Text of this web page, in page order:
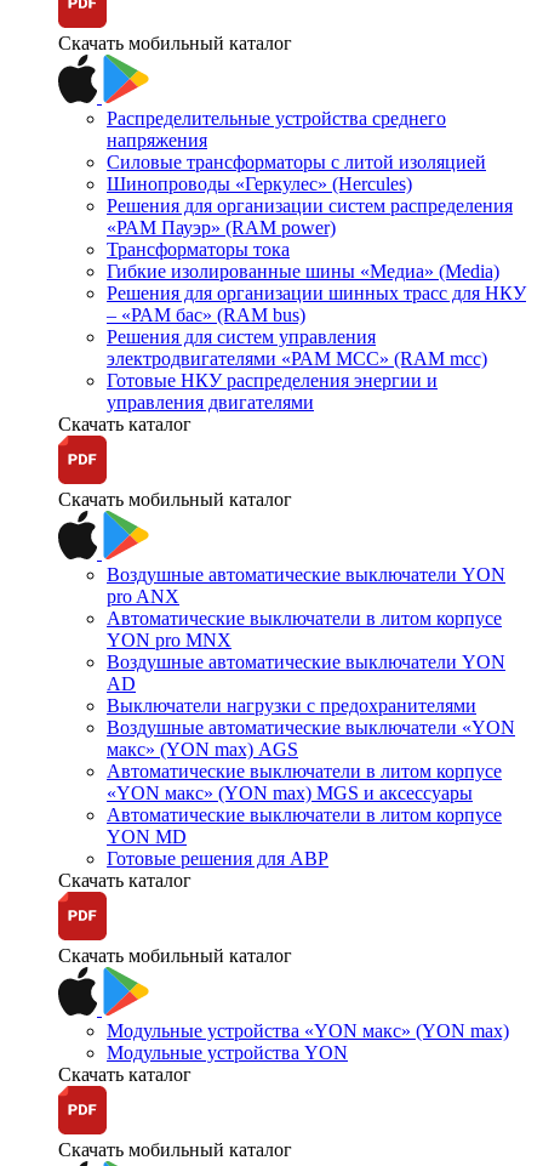
Скачать мобильный каталог
Распределительные устройства среднего
напряжения
Силовые трансформаторы с литой изоляцией
Шинопроводы «Геркулес» (Hercules)
Решения для организации систем распределения
«РАМ Пауэр» (RAM power)
Трансформаторы тока
Гибкие изолированные шины «Медиа» (Media)
Решения для организации шинных трасс для НКУ
– «РАМ бас» (RAM bus)
Решения для систем управления
электродвигателями «РАМ МСС» (RAM mcc)
Готовые НКУ распределения энергии и
управления двигателями
Скачать каталог
Скачать мобильный каталог
Воздушные автоматические выключатели YON
pro ANX
Автоматические выключатели в литом корпусе
YON pro MNX
Воздушные автоматические выключатели YON
AD
Выключатели нагрузки с предохранителями
Воздушные автоматические выключатели «YON
макс» (YON max) AGS
Автоматические выключатели в литом корпусе
«YON макс» (YON max) MGS и аксессуары
Автоматические выключатели в литом корпусе
YON MD
Готовые решения для АВР
Скачать каталог
Скачать мобильный каталог
Модульные устройства «YON макс» (YON max)
Модульные устройства YON
Скачать каталог
Скачать мобильный каталог